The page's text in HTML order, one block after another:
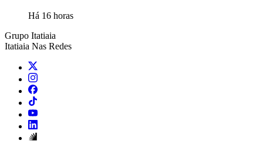
Há 16 horas
Grupo Itatiaia
Itatiaia Nas Redes